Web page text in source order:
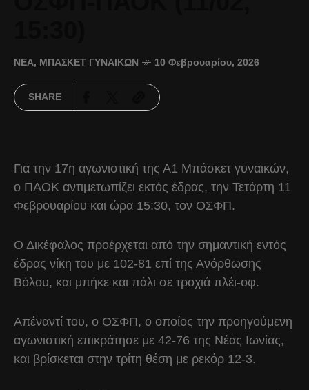
ΝΈΑ, ΜΠΆΣΚΕΤ ΓΥΝΑΙΚΏΝ 10 Φεβρουαρίου, 2026
SHARE
Για την 17η αγωνιστική της Α1 Μπάσκετ γυναικών,
ο ΠΑΟΚ αντιμετωπίζει εκτός έδρας, την Τετάρτη 11
Φεβρουαρίου και ώρα 15:30, τον ΟΣΦΠ.
Ο Δικέφαλος προέρχεται από την σημαντική εντός
έδρας νίκη του με 102-81 επί της Ανόρθωσης
Βόλου, και μπήκε και πάλι σε τροχιά πλέι-οφ.
Απέναντί του, ο ΟΣΦΠ, ο οποίος την προηγούμενη
αγωνιστική επικράτησε με 42-76 της Νέας Ιωνίας,
και βρίσκεται στην τρίτη θέση με ρεκόρ 12-3.